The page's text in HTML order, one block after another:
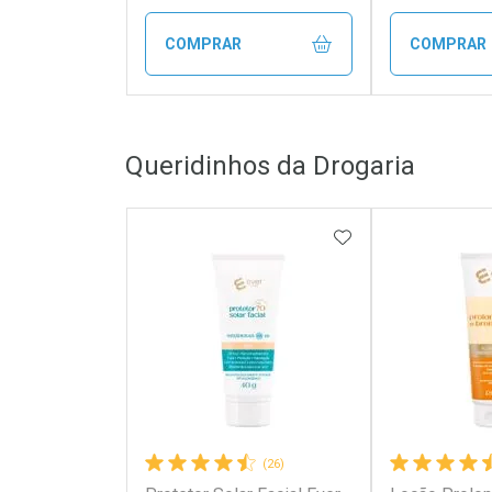
COMPRAR
Laboratório
Por Menos
COMPRAR
Por
Queridinhos da Drogaria
(26)
ADICIONAR AOS